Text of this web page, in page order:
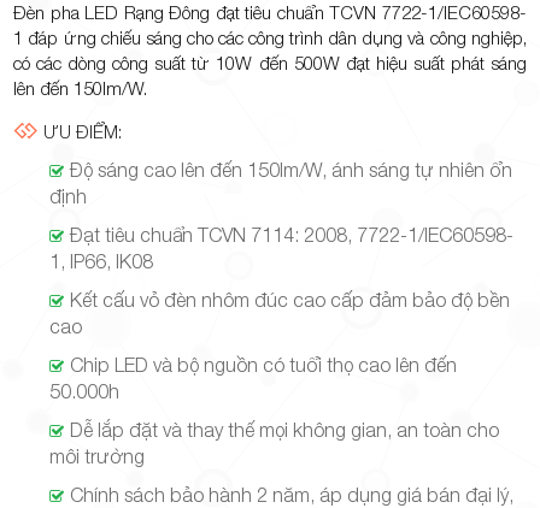
Giảng,
phường
Hiệp Phú,
Đèn pha LED Rạng Đông đạt tiêu chuẩn TCVN 7722-1/IEC60598-
1 đáp ứng chiếu sáng cho các công trình dân dụng và công nghiệp,
có các dòng công suất từ 10W đến 500W đạt hiệu suất phát sáng
lên đến 150lm/W.
ƯU ĐIỂM:
Độ sáng cao lên đến 150lm/W, ánh sáng tự nhiên ổn
định
Đạt tiêu chuẩn TCVN 7114: 2008, 7722-1/IEC60598-
1, IP66, IK08
Kết cấu vỏ đèn nhôm đúc cao cấp đảm bảo độ bền
cao
Chip LED và bộ nguồn có tuổi thọ cao lên đến
50.000h
Dễ lắp đặt và thay thế mọi không gian, an toàn cho
môi trường
Chính sách bảo hành 2 năm, áp dụng giá bán đại lý,